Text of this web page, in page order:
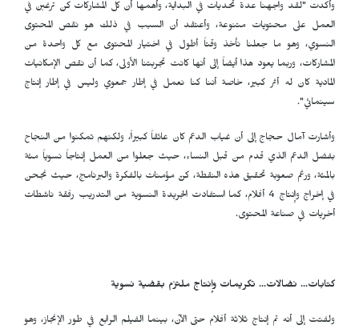
وأكدت "لقد واجهنا عدة تحديات في البداية، وأهمها أن كل المشاركات كن ترغبن في
العمل على محتويات متنوعة، وأعتقد أن السبب في ذلك هو نقص المحتوى
النسوي، وهو ما جعلنا نأخذ وقتاً أطول في اختيار المحتوى مع كل واحدة من
المشاركات، وربما يعود هذا أيضاً إلى أنها كانت تجربتنا الأولى، كما أن نقص الإمكانيات
المادية كان له أثر كبير، خاصة أننا كنا نعمل في إطار جمعوي وليس في إطار إنتاج
سينمائي".
وأشارت آمال حجاج إلى أن غياب الدعم كان عائقاً كبيراً، ولكنهم تمكنوا من النجاح
بفضل الدعم الذي قدم من قبل النساء، حيث جعلوا من العمل إنتاجاً نسوياً مئة
بالمئة، ورغم صعوبة تحقيق هذه النقطة، كنّ مؤمنات بالفكرة والبرنامج، حيث نجحن
في إخراج وإنتاج 4 أفلام، كما استفادت الجريدة النسوية من التدريب رفقة ناشطات
أخريات في صناعة المحتوى.
كتابات... نضالات... تكريمات وإنتاج ملتزم بقضية نسوية
ولفتت إلى أنه تم إنتاج ثلاثة أفلام حتى الآن، بينما الفيلم الرابع في طور الإنجاز، وهو